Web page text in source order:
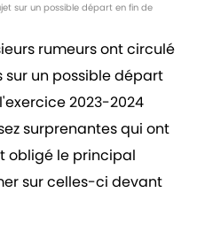
sur un possible départ en fin de
rumeurs ont circulé
un possible départ
2023-2024
surprenantes qui ont
obligé le principal
sur celles-ci devant